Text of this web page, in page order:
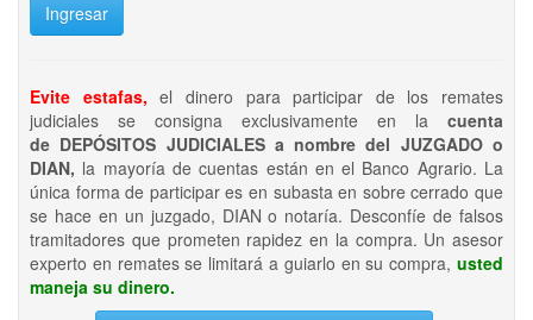
Ingresar
Evite estafas, el dinero para participar de los remates
judiciales se consigna exclusivamente en la cuenta
de DEPÓSITOS JUDICIALES a nombre del JUZGADO o
DIAN, la mayoría de cuentas están en el Banco Agrario. La
única forma de participar es en subasta en sobre cerrado que
se hace en un juzgado, DIAN o notaría. Desconfíe de falsos
tramitadores que prometen rapidez en la compra. Un asesor
experto en remates se limitará a guiarlo en su compra, usted
maneja su dinero.